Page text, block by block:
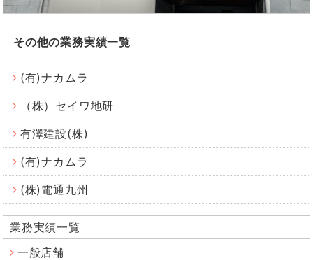
その他の業務実績一覧
(有)ナカムラ
（株）セイワ地研
有澤建設(株)
(有)ナカムラ
(株)電通九州
業務実績一覧
一般店舗